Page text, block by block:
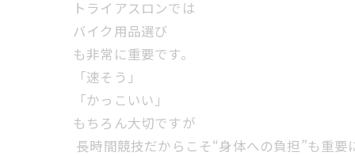
トライアスロンでは
バイク用品選び
も非常に重要です。
「速そう」
「かっこいい」
もちろん大切ですが
長時間競技だからこそ“身体への負担”も重要